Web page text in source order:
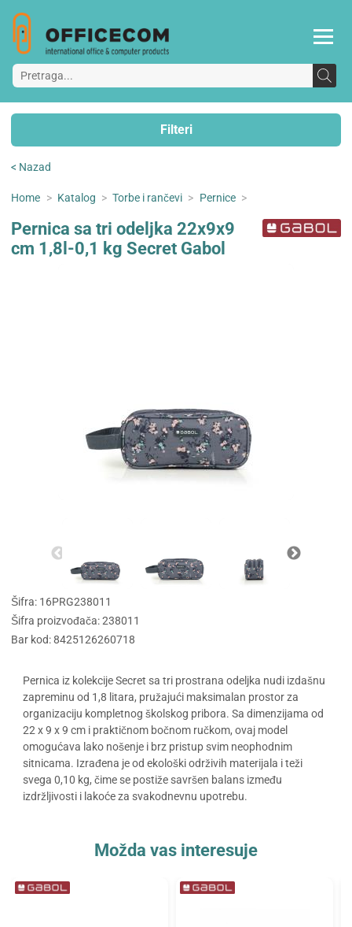
Filteri
< Nazad
Home > Katalog > Torbe i rančevi > Pernice >
Pernica sa tri odeljka 22x9x9
cm 1,8l-0,1 kg Secret Gabol
Šifra: 16PRG238011
Šifra proizvođača: 238011
Bar kod: 8425126260718
Pernica iz kolekcije Secret sa tri prostrana odeljka nudi izdašnu
zapreminu od 1,8 litara, pružajući maksimalan prostor za
organizaciju kompletnog školskog pribora. Sa dimenzijama od
22 x 9 x 9 cm i praktičnom bočnom ručkom, ovaj model
omogućava lako nošenje i brz pristup svim neophodnim
sitnicama. Izrađena je od ekološki održivih materijala i teži
svega 0,10 kg, čime se postiže savršen balans između
izdržljivosti i lakoće za svakodnevnu upotrebu.
Možda vas interesuje